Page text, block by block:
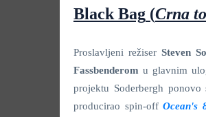
Black Bag (Crna
Proslavljeni režiser Steven
Fassbenderom u glavnim
projektu Soderbergh
producirao spin-offOcean's